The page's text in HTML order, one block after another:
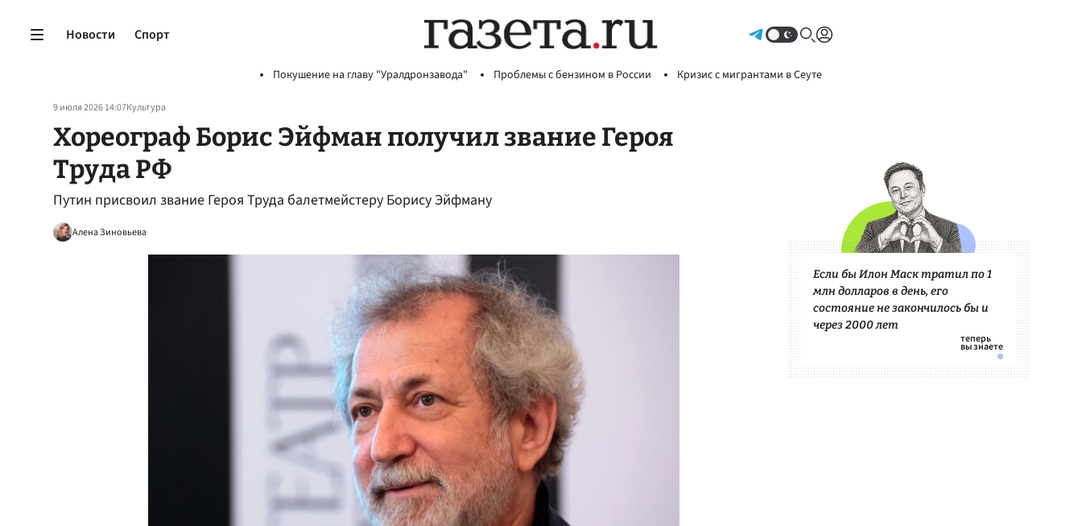
Новости Спорт
Покушение на главу "Уралдронзавода" Проблемы с бензином в России Кризис с мигрантами в Сеуте
9 июля 2026 14:07Культура
Хореограф Борис Эйфман получил звание Героя
Труда РФ
Путин присвоил звание Героя Труда балетмейстеру Борису Эйфману
Алена Зиновьева
Если бы Илон Маск тратил по 1
млн долларов в день, его
состояние не закончилось бы и
через 2000 лет